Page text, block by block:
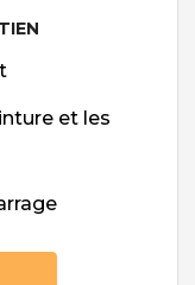
et les